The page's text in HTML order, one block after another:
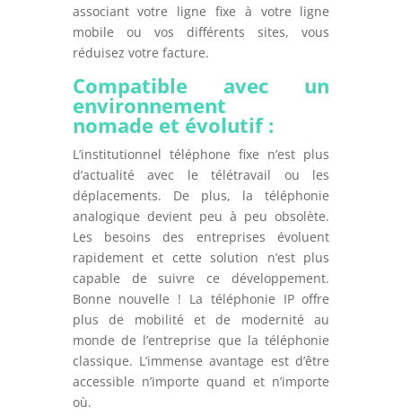
associant votre ligne fixe à votre ligne
mobile ou vos différents sites, vous
réduisez votre facture.
Compatible avec un
environnement
nomade et évolutif :
L’institutionnel téléphone fixe n’est plus
d’actualité avec le télétravail ou les
déplacements. De plus, la téléphonie
analogique devient peu à peu obsolète.
Les besoins des entreprises évoluent
rapidement et cette solution n’est plus
capable de suivre ce développement.
Bonne nouvelle ! La téléphonie IP offre
plus de mobilité et de modernité au
monde de l’entreprise que la téléphonie
classique. L’immense avantage est d’être
accessible n’importe quand et n’importe
où.